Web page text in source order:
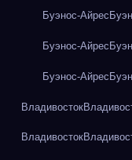
Буэнос-Айрес
Буэнос-Айрес
Буэнос-Айрес
Владивосток
Владивосток